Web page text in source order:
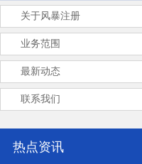
关于风暴注册
业务范围
最新动态
联系我们
热点资讯